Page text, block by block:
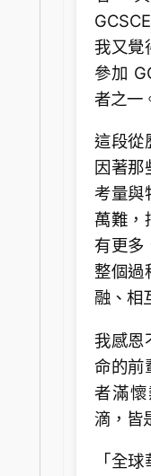
我又覺
參加
者之一
這段從
因著那
考量與
萬難，
有更多
整個過
融、相
我感恩
命的前
者滿
滴，皆
「全